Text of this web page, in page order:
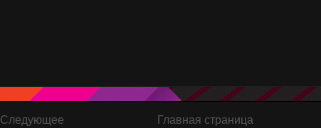
Следующее Главная страница